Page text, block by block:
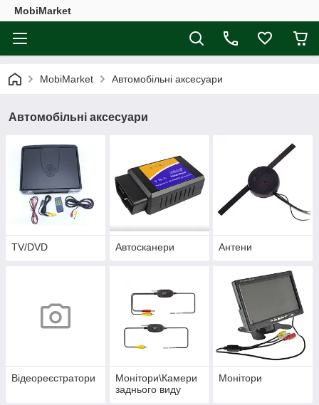
MobiMarket
MobiMarket Автомобільні аксесуари
Автомобільні аксесуари
TV/DVD Автосканери Антени
Відеореєстратори
Монітори\Камери
заднього виду
Монітори